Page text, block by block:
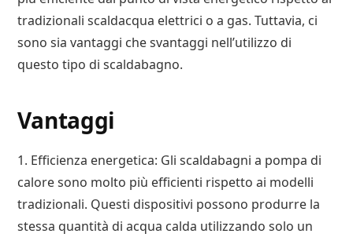
tradizionali scaldacqua elettrici o a gas. Tuttavia, ci
sono sia vantaggi che svantaggi nell’utilizzo di
questo tipo di scaldabagno.
Vantaggi
1. Efficienza energetica: Gli scaldabagni a pompa di
calore sono molto più efficienti rispetto ai modelli
tradizionali. Questi dispositivi possono produrre la
stessa quantità di acqua calda utilizzando solo un